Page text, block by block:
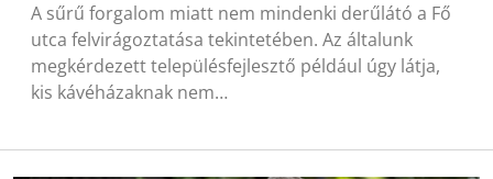
A sűrű forgalom miatt nem mindenki derűlátó a Fő
utca felvirágoztatása tekintetében. Az általunk
megkérdezett településfejlesztő például úgy látja,
kis kávéházaknak nem…